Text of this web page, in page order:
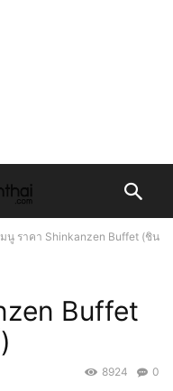
มนู ราคา Shinkanzen Buffet (ชิน
Buffet
0
8924